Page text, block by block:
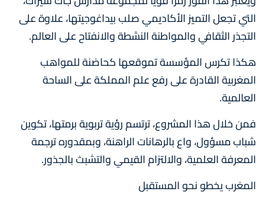
التي تجعل التميز الأكاديمي صلب بيداغوجيتها، علاوة على
التجذر الثقافي والمواطنة النشطة والانفتاح على العالم.
هكذا تكرس المؤسسة تموقعها كحاضنة للمواهب
المغربية القادرة على رفع علم المملكة على الساحة
العالمية.
فمن خلال هذا المشروع، ترتسم رؤية تربوية برمتها، تكوين
شباب مسؤول، واع بالرهانات الراهنة، وبمقدوره ترجمة
المعرفة العلمية، والالتزام القيمي والتشبث بالجذور.
المغرب يخطو نحو المستقبل